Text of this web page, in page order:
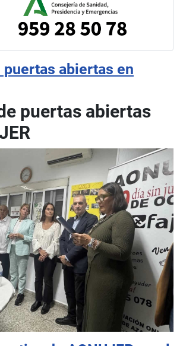
puertas abiertas en
puertas abiertas